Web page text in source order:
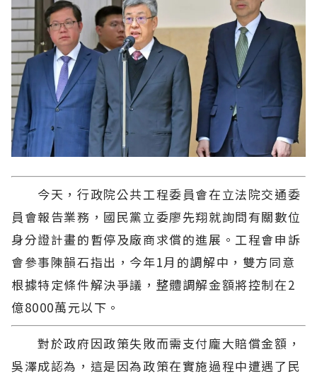
今天，行政院公共工程委員會在立法院交通委
員會報告業務，國民黨立委廖先翔就詢問有關數位
身分證計畫的暫停及廠商求償的進展。工程會申訴
會參事陳韻石指出，今年1月的調解中，雙方同意
根據特定條件解決爭議，整體調解金額將控制在2
億8000萬元以下。
對於政府因政策失敗而需支付龐大賠償金額，
吳澤成認為，這是因為政策在實施過程中遭遇了民